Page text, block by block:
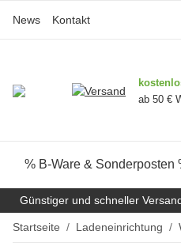
News Kontakt
ab 50 €
% B-Ware & Sonderposten
Günstiger und schneller
Startseite Ladeneinrichtung